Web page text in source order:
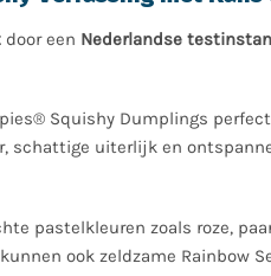
door een Nederlandse
Squishy Dumplings
uiterlijk en
pastelkleuren zoals roze,
ook zeldzame Rainbow